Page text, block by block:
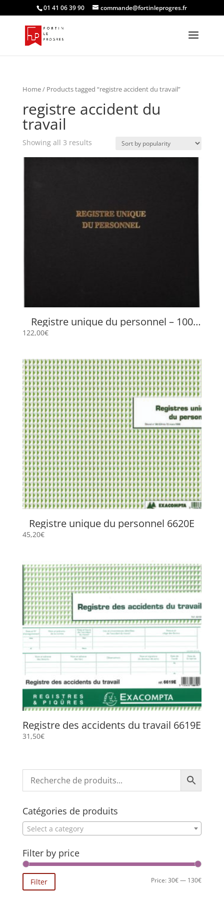
01 41 06 39 90 commande@fortinleprogres.fr
Home/ Products tagged “registre accident du travail”
registre accident du
travail
Showing all 3 results
Registre unique du personnel – 100
pages 6621E
122,00€
Registre unique du personnel 6620E
45,20€
Registre des accidents du travail 6619E
31,50€
Catégories de produits
Select a category
Filter by price
Min
Max
Filter Price:30€— 130€